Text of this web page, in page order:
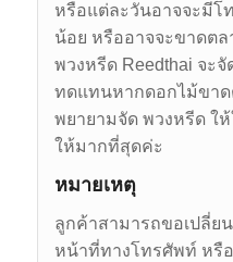
หรือแต่ละวันอาจจะมีโ
น้อย หรืออาจจะขาดต
พวงหรีด Reedthai จะ
ทดแทนหากดอกไม้ขาด
พยายามจัด พวงหรีด ใ
ให้มากที่สุดค่ะ
หมายเหตุ
ลูกค้าสามารถขอเปลี่ย
หน้าที่ทางโทรศัพท์ หรื